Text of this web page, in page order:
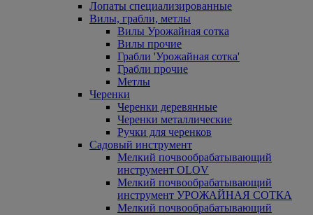
Лопаты специализированные
Вилы, грабли, метлы
Вилы Урожайная сотка
Вилы прочие
Грабли 'Урожайная сотка'
Грабли прочие
Метлы
Черенки
Черенки деревянные
Черенки металлические
Ручки для черенков
Садовый инструмент
Мелкий почвообрабатывающий
инструмент OLOV
Мелкий почвообрабатывающий
инструмент УРОЖАЙНАЯ СОТКА
Мелкий почвообрабатывающий